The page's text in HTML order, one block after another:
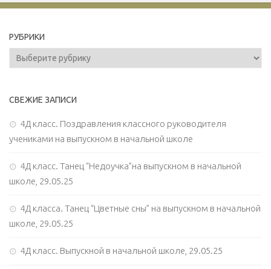
РУБРИКИ
Рубрики
СВЕЖИЕ ЗАПИСИ
4Д класс. Поздравления классного руководителя
учениками на выпускном в начальной школе
4Д класс. Танец “Недоучка”на выпускном в начальной
школе, 29.05.25
4Д класса. Танец “Цветные сны” на выпускном в начальной
школе, 29.05.25
4Д класс. Выпускной в начальной школе, 29.05.25